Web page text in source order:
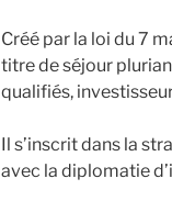
Créé par la loi du 7
titre de séjour
qualifiés,
Il s’inscrit dans la
avec la diplomatie